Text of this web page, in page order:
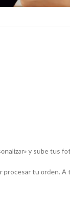
y sube tus
tu orden.